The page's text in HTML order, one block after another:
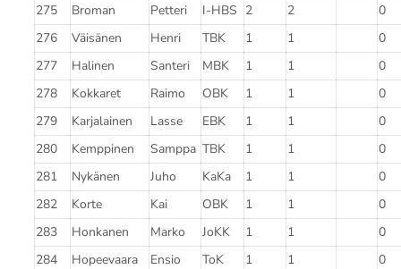
275
Broman Petteri I-HBS 2 2
0
276
Väisänen Henri TBK 1 1
0
277
Halinen Santeri MBK 1 1
0
278
Kokkaret Raimo OBK 1 1
0
279
Karjalainen Lasse EBK 1 1
0
280
Kemppinen Samppa TBK 1 1
0
281
Nykänen Juho KaKa 1 1
0
282
Korte Kai OBK 1 1
0
283
Honkanen Marko JoKK 1 1
0
284
Hopeevaara Ensio ToK 1 1
0